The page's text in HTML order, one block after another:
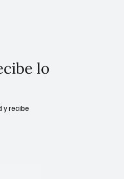
lo
y recibe